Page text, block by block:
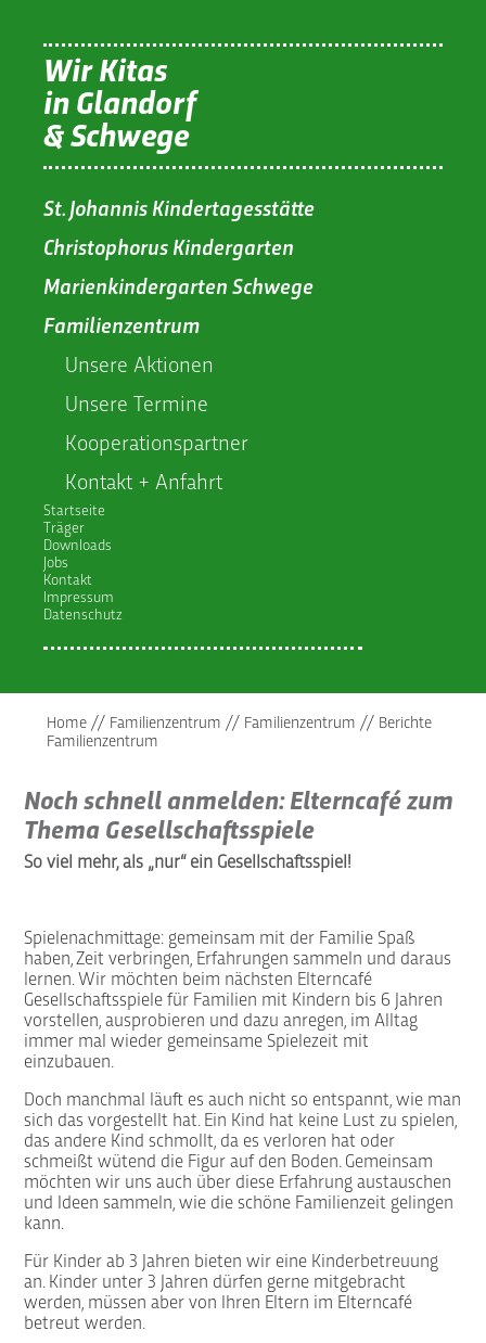
Wir Kitas
in Glandorf
& Schwege
St. Johannis Kindertagesstätte
Christophorus Kindergarten
Marienkindergarten Schwege
Familienzentrum
Unsere Aktionen
Unsere Termine
Kooperationspartner
Kontakt + Anfahrt
Startseite
Träger
Downloads
Jobs
Kontakt
Impressum
Datenschutz
Home// Familienzentrum // Familienzentrum // Berichte
Familienzentrum
Noch schnell anmelden: Elterncafé zum
Thema Gesellschaftsspiele
So viel mehr, als „nur“ ein Gesellschaftsspiel!
Spielenachmittage: gemeinsam mit der Familie Spaß
haben, Zeit verbringen, Erfahrungen sammeln und daraus
lernen. Wir möchten beim nächsten Elterncafé
Gesellschaftsspiele für Familien mit Kindern bis 6 Jahren
vorstellen, ausprobieren und dazu anregen, im Alltag
immer mal wieder gemeinsame Spielezeit mit
einzubauen.
Doch manchmal läuft es auch nicht so entspannt, wie man
sich das vorgestellt hat. Ein Kind hat keine Lust zu spielen,
das andere Kind schmollt, da es verloren hat oder
schmeißt wütend die Figur auf den Boden. Gemeinsam
möchten wir uns auch über diese Erfahrung austauschen
und Ideen sammeln, wie die schöne Familienzeit gelingen
kann.
Für Kinder ab 3 Jahren bieten wir eine Kinderbetreuung
an. Kinder unter 3 Jahren dürfen gerne mitgebracht
werden, müssen aber von Ihren Eltern im Elterncafé
betreut werden.